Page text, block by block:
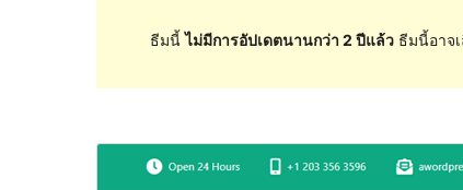
ธีมนี้ไม่มีการอัปเดตนานกว่า 2 ปีแล้วธีมนี้อาจเ